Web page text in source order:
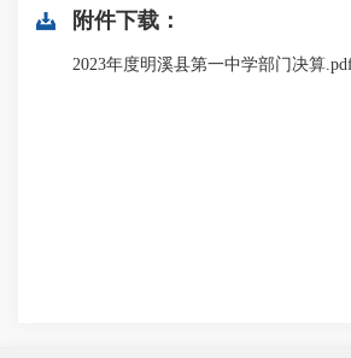
附件下载：
2023年度明溪县第一中学部门决算